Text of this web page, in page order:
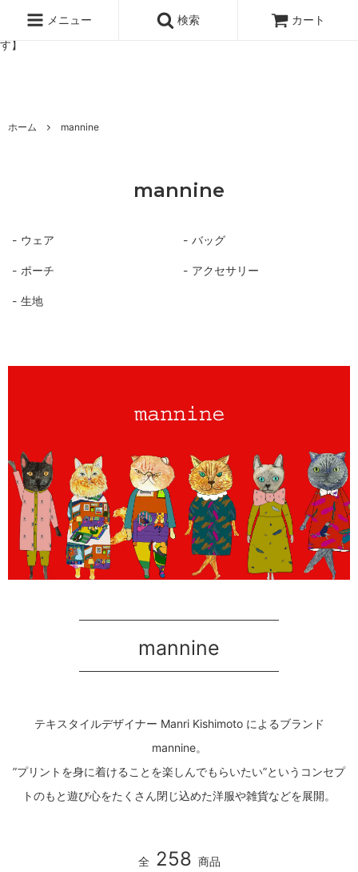
ッタのオンラインストア【アラビア,クイストゴーなどの北欧ヴィンテ
ージ食器,雅峰窯やソルテグラスジュエリーなどの作家の作品が並びま
す】
メニュー 検索 カート
ホーム mannine
mannine
ウェア バッグ
ポーチ アクセサリー
生地
mannine
テキスタイルデザイナー Manri Kishimoto によるブランド
mannine。
”プリントを身に着けることを楽しんでもらいたい”というコンセプ
トのもと遊び心をたくさん閉じ込めた洋服や雑貨などを展開。
全 258 商品